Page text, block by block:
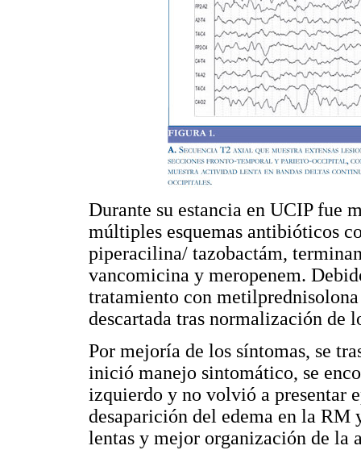
Durante su estancia en UCIP fue
múltiples esquemas antibióticos
piperacilina/ tazobactám,
vancomicina y meropenem.
tratamiento con
descartada tras normalización de
Por mejoría de los síntomas, se
inició manejo sintomático, se
izquierdo y no volvió a presentar
desaparición del edema en la RM
lentas y mejor organización de la